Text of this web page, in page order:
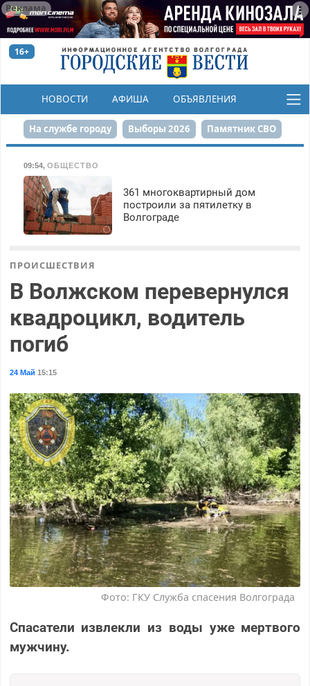
Реклама
16+
НОВОСТИ АФИША ОБЪЯВЛЕНИЯ
КОНКУРСЫ
На службе городу Выборы 2026 Памятник СВО
Набережная День Победы Реконструкция ЦПКиО
80-летие Победы Парк Героев-летчиков
09:54, ОБЩЕСТВО
361 многоквартирный дом
построили за пятилетку в
Волгограде
ПРОИСШЕСТВИЯ
В Волжском перевернулся
квадроцикл, водитель
погиб
24 Май 15:15
Фото: ГКУ Служба спасения Волгограда
Спасатели извлекли из воды уже мертвого
мужчину.